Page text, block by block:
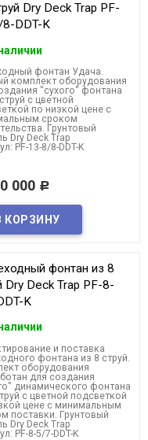
Dry Deck Trap PF-
DDT-K
фонтан Удача.
комплект оборудования
"сухого" фонтана
с цветной
по низкой цене с
сроком
Грунтовый
Dry Deck Trap
PF-13-8/8-DDT-K
000 Р
фонтан из 8
Dry Deck Trap PF-8-
K
и поставка
фонтана из 8 струй.
оборудования
для создания
динамического фонтана
с цветной подсветкой
цене с минимальным
поставки. Грунтовый
Dry Deck Trap
PF-8-5/7-DDT-K